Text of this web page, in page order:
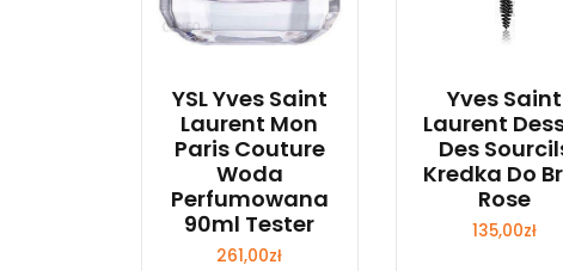
YSL Yves Saint
Laurent Mon
Paris Couture
Woda
Perfumowana
90ml Tester
261,00zł
Yves Saint
Laurent
Des
Kredka Do
Rose
135,00zł